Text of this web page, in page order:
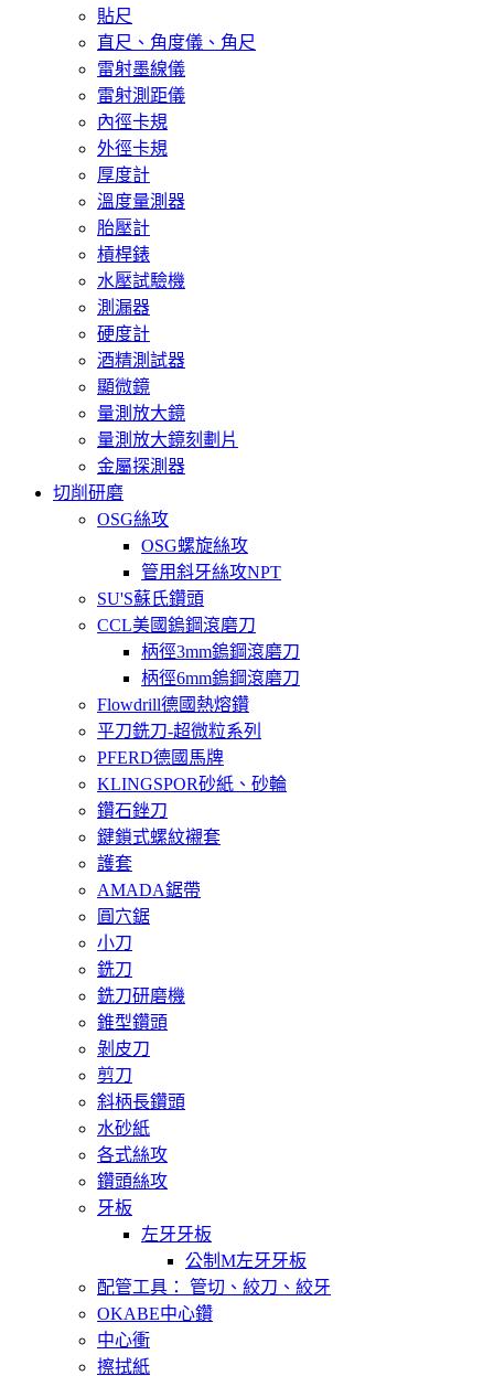
貼尺
直尺、角度儀、角尺
雷射墨線儀
雷射測距儀
內徑卡規
外徑卡規
厚度計
溫度量測器
胎壓計
槓桿錶
水壓試驗機
測漏器
硬度計
酒精測試器
顯微鏡
量測放大鏡
量測放大鏡刻劃片
金屬探測器
切削研磨
OSG絲攻
OSG螺旋絲攻
管用斜牙絲攻NPT
SU'S蘇氏鑽頭
CCL美國鎢鋼滾磨刀
柄徑3mm鎢鋼滾磨刀
柄徑6mm鎢鋼滾磨刀
Flowdrill德國熱熔鑽
平刀銑刀-超微粒系列
PFERD德國馬牌
KLINGSPOR砂紙、砂輪
鑽石銼刀
鍵鎖式螺紋襯套
護套
AMADA鋸帶
圓穴鋸
小刀
銑刀
銑刀研磨機
錐型鑽頭
剝皮刀
剪刀
斜柄長鑽頭
水砂紙
各式絲攻
鑽頭絲攻
牙板
左牙牙板
公制M左牙牙板
配管工具： 管切、絞刀、絞牙
OKABE中心鑽
中心衝
擦拭紙